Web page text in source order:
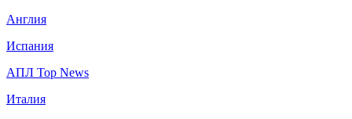
Англия
Испания
АПЛ Top News
Италия